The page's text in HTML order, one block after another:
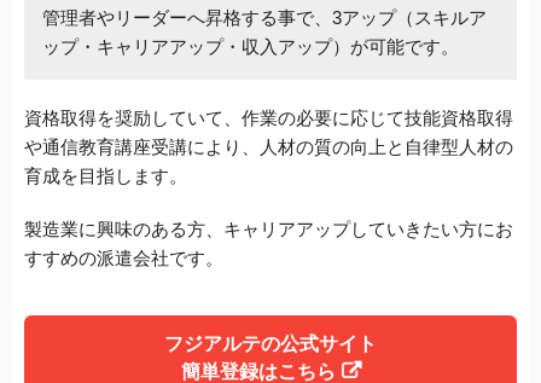
管理者やリーダーへ昇格する事で、3アップ（スキルア
ップ・キャリアアップ・収入アップ）が可能です。
資格取得を奨励していて、作業の必要に応じて技能資格取得
や通信教育講座受講により、人材の質の向上と自律型人材の
育成を目指します。
製造業に興味のある方、キャリアアップしていきたい方にお
すすめの派遣会社です。
フジアルテの公式サイト
簡単登録はこちら